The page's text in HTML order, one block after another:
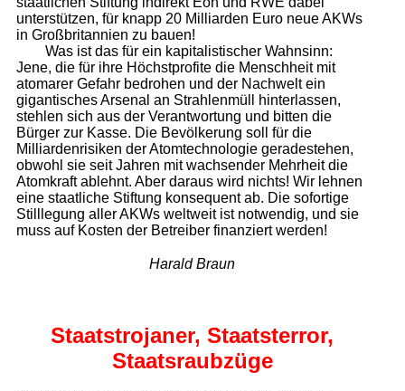
unterstützen, für knapp 20 Milliarden Euro neue AKWs
in Großbritannien zu bauen!
Was ist das für ein kapitalistischer Wahnsinn:
Jene, die für ihre Höchstprofite die Menschheit mit
atomarer Gefahr bedrohen und der Nachwelt ein
gigantisches Arsenal an Strahlenmüll hinterlassen,
stehlen sich aus der Verantwortung und bitten die
Bürger zur Kasse. Die Bevölkerung soll für die
Milliardenrisiken der Atomtechnologie geradestehen,
obwohl sie seit Jahren mit wachsender Mehrheit die
Atomkraft ablehnt. Aber daraus wird nichts! Wir lehnen
eine staatliche Stiftung konsequent ab. Die sofortige
Stilllegung aller AKWs weltweit ist notwendig, und sie
muss auf Kosten der Betreiber finanziert werden!
Harald Braun
Staatstrojaner,Staatsterror,
Staatsraubzüge